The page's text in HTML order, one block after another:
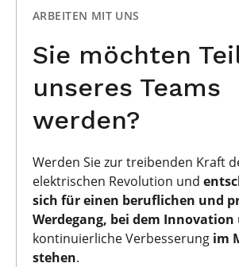
ARBEITEN MIT UNS
Sie möchten
unseres Teams
werden?
Werden Sie zur treibenden Kraft
elektrischen Revolution und
sich für einen beruflichen und
Werdegang, bei dem Innovation
kontinuierliche Verbesserung im
stehen.